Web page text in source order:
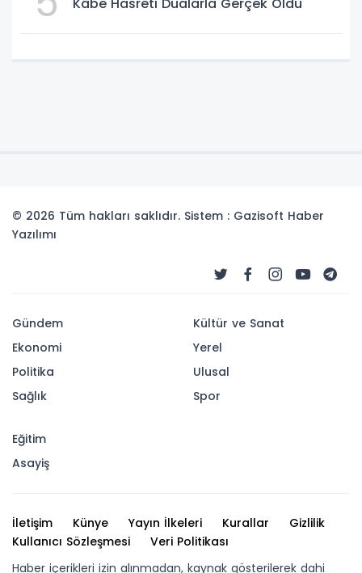
© 2026 Tüm hakları saklıdır. Sistem : Gazisoft Haber
Yazılımı
Gündem
Ekonomi
Politika
Sağlık
Kültür ve Sanat
Yerel
Ulusal
Spor
Eğitim
Asayiş
İletişim Künye Yayın İlkeleri Kurallar
Gizlilik
Kullanıcı Sözleşmesi
Veri Politikası
Haber içerikleri izin alınmadan, kaynak gösterilerek dahi